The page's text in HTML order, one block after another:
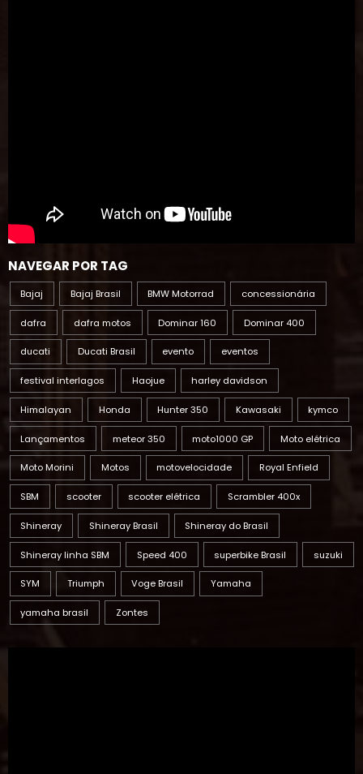
NAVEGAR POR TAG
Bajaj Bajaj Brasil BMW Motorrad concessionária
dafra dafra motos Dominar 160 Dominar 400
ducati Ducati Brasil evento eventos
festival interlagos Haojue harley davidson
Himalayan Honda Hunter 350 Kawasaki kymco
Lançamentos meteor 350 moto1000 GP Moto elétrica
Moto Morini Motos motovelocidade Royal Enfield
SBM scooter scooter elétrica Scrambler 400x
Shineray Shineray Brasil Shineray do Brasil
Shineray linha SBM Speed 400 superbike Brasil suzuki
SYM Triumph Voge Brasil Yamaha
yamaha brasil Zontes